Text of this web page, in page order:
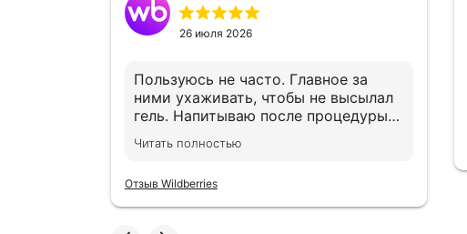
26 июля 2026
Пользуюсь не часто. Главное за
ними ухаживать, чтобы не высылал
гель. Напитываю после процедуры
из хлоргексидин ом,
предварительно до и после
салфеткой. 2 года им, все ещё
хорошо липнут
Читать полностью
Отзыв Wildberries